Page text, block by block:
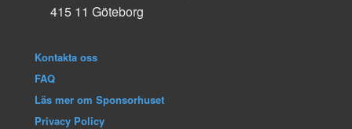
415 11 Göteborg
Kontakta oss
FAQ
Läs mer om Sponsorhuset
Privacy Policy